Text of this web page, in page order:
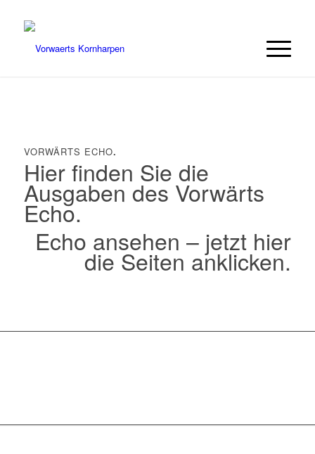
VORWÄRTS ECHO.
Hier finden Sie die
Ausgaben des Vorwärts
Echo.
Echo ansehen – jetzt hier
die Seiten anklicken.